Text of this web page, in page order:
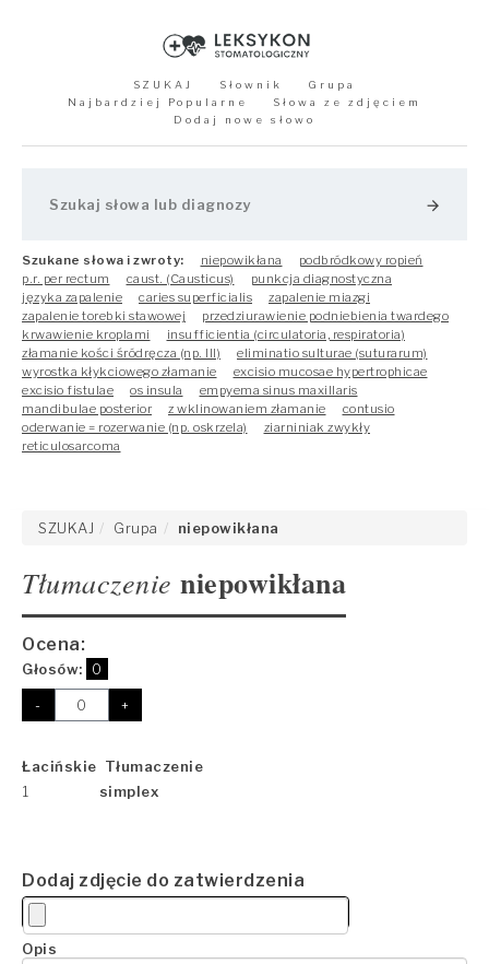
SZUKAJ Słownik
Grupa
Najbardziej Popularne
Słowa ze zdjęciem
Dodaj nowe słowo
arrow_forward
Szukane słowa i zwroty: niepowikłana
podbródkowy ropień
p.r. per rectum
caust. (Causticus)
punkcja diagnostyczna
języka zapalenie
caries superficialis
zapalenie miazgi
zapalenie torebki stawowej
przedziurawienie podniebienia twardego
krwawienie kroplami
insufficientia (circulatoria, respiratoria)
złamanie kości śródręcza (np. III)
eliminatio sulturae (suturarum)
wyrostka kłykciowego złamanie
excisio mucosae hypertrophicae
excisio fistulae
os insula
empyema sinus maxillaris
mandibulae posterior
z wklinowaniem złamanie
contusio
oderwanie = rozerwanie (np. oskrzela)
ziarniniak zwykły
reticulosarcoma
SZUKAJ Grupa niepowikłana
Tłumaczenie niepowikłana
Ocena:
Głosów: 0
- +
Łacińskie Tłumaczenie
1
simplex
Dodaj zdjęcie do zatwierdzenia
Opis